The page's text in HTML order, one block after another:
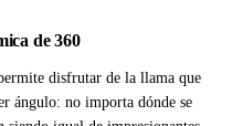
de 360
disfrutar de la llama que
ángulo: no importa dónde se